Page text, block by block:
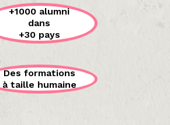
+1000 alumni
dans
+30 pays
Des formations
à taille humaine